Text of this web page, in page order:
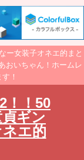
ー女装子オネエ的まと
おいちゃん！ホームレ
！
！！50
ギン
エ的